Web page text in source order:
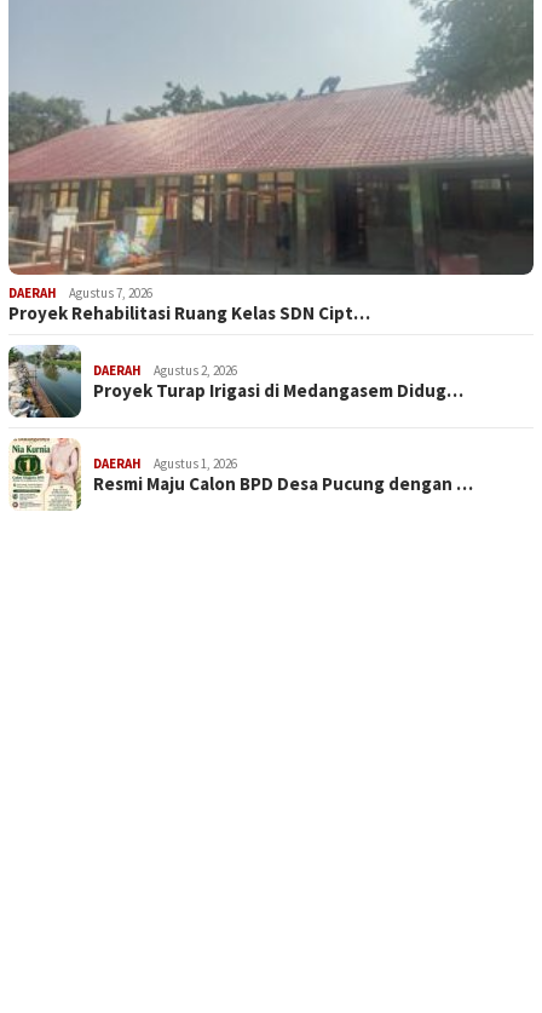
DAERAH Agustus 7, 2026
Proyek Rehabilitasi Ruang Kelas SDN Cipt…
DAERAH Agustus 2, 2026
Proyek Turap Irigasi di Medangasem Didug…
DAERAH Agustus 1, 2026
Resmi Maju Calon BPD Desa Pucung dengan …